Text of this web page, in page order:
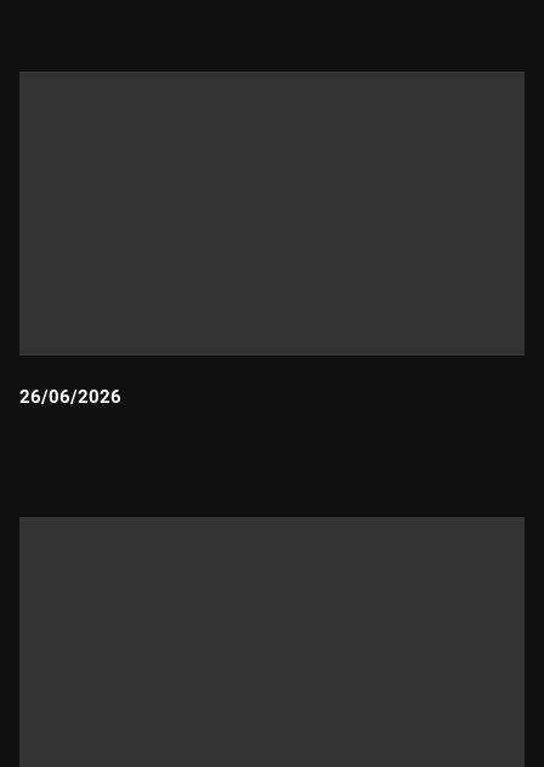
26/06/2026